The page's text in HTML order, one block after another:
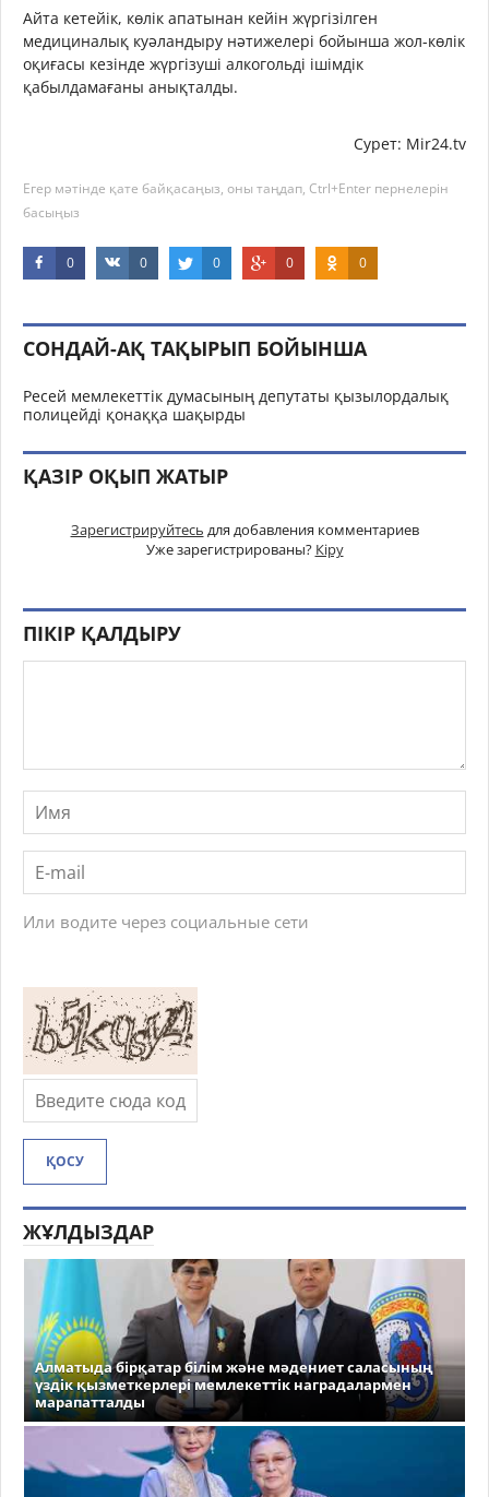
Айта кетейік, көлік апатынан кейін жүргізілген
медициналық куәландыру нәтижелері бойынша жол-көлік
оқиғасы кезінде жүргізуші алкогольді ішімдік
қабылдамағаны анықталды.
Сурет: Mir24.tv
Егер мәтінде қате байқасаңыз, оны таңдап, Ctrl+Enter пернелерін
басыңыз
0 0 0 0 0
СОНДАЙ-АҚ ТАҚЫРЫП БОЙЫНША
Ресей мемлекеттік думасының депутаты қызылордалық
полицейді қонаққа шақырды
ҚАЗІР ОҚЫП ЖАТЫР
Зарегистрируйтесь для добавления комментариев
Уже зарегистрированы? Кіру
ПІКІР ҚАЛДЫРУ
Или водите через социальные сети
ҚОСУ
ЖҰЛДЫЗДАР
Алматыда бірқатар білім және мәдениет саласының
үздік қызметкерлері мемлекеттік наградалармен
марапатталды